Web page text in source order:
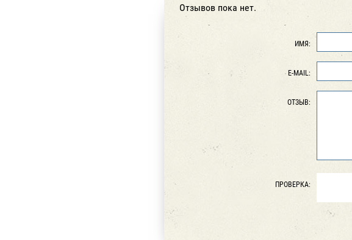
Отзывов пока нет.
ИМЯ:
E-MAIL:
ОТЗЫВ:
ПРОВЕРКА: